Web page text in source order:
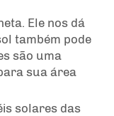
Ele nos dá
também pode
são uma
sua área
solares das